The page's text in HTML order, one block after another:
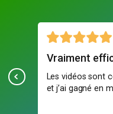
Vraiment
Les vidéos sont
et j’ai gagné en